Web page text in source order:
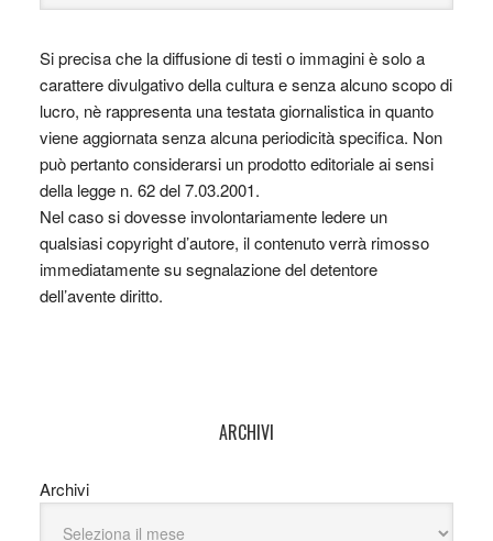
Si precisa che la diffusione di testi o immagini è solo a
carattere divulgativo della cultura e senza alcuno scopo di
lucro, nè rappresenta una testata giornalistica in quanto
viene aggiornata senza alcuna periodicità specifica. Non
può pertanto considerarsi un prodotto editoriale ai sensi
della legge n. 62 del 7.03.2001.
Nel caso si dovesse involontariamente ledere un
qualsiasi copyright d’autore, il contenuto verrà rimosso
immediatamente su segnalazione del detentore
dell’avente diritto.
ARCHIVI
Archivi